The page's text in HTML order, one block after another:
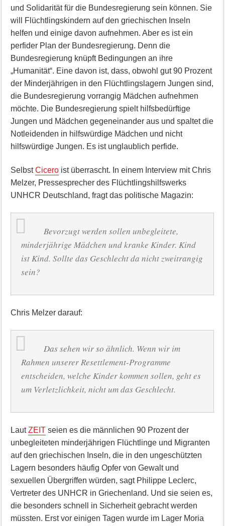
und Solidarität für die Bundesregierung sein können. Sie
will Flüchtlingskindern auf den griechischen Inseln
helfen und einige davon aufnehmen. Aber es ist ein
perfider Plan der Bundesregierung. Denn die
Bundesregierung knüpft Bedingungen an ihre
„Humanität“. Eine davon ist, dass, obwohl gut 90 Prozent
der Minderjährigen in den Flüchtlingslagern Jungen sind,
die Bundesregierung vorrangig Mädchen aufnehmen
möchte. Die Bundesregierung spielt hilfsbedürftige
Jungen und Mädchen gegeneinander aus und spaltet die
Notleidenden in hilfswürdige Mädchen und nicht
hilfswürdige Jungen. Es ist unglaublich perfide.
SelbstCiceroist überrascht. In einem Interview mit Chris
Melzer, Pressesprecher des Flüchtlingshilfswerks
UNHCR Deutschland, fragt das politische Magazin:
Bevorzugt werden sollen unbegleitete,
minderjährige Mädchen und kranke Kinder. Kind
ist Kind. Sollte das Geschlecht da nicht zweitrangig
sein?
Chris Melzer darauf:
Das sehen wir so ähnlich. Wenn wir im
Rahmen unserer Resettlement-Programme
entscheiden, welche Kinder kommen sollen, geht es
um Verletzlichkeit, nicht um das Geschlecht.
LautZEITseien es die männlichen 90 Prozent der
unbegleiteten minderjährigen Flüchtlinge und Migranten
auf den griechischen Inseln, die in den ungeschützten
Lagern besonders häufig Opfer von Gewalt und
sexuellen Übergriffen würden, sagt Philippe Leclerc,
Vertreter des UNHCR in Griechenland. Und sie seien es,
die besonders schnell in Sicherheit gebracht werden
müssten. Erst vor einigen Tagen wurde im Lager Moria